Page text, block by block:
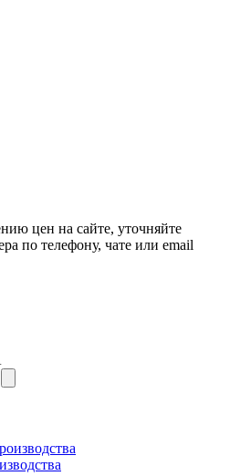
цен на сайте, уточняйте
по телефону, чате или email